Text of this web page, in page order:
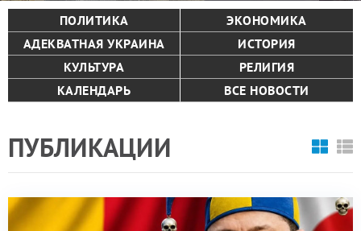
ПОЛИТИКА
ЭКОНОМИКА
АДЕКВАТНАЯ УКРАИНА
ИСТОРИЯ
КУЛЬТУРА
РЕЛИГИЯ
КАЛЕНДАРЬ
ВСЕ НОВОСТИ
ПУБЛИКАЦИИ